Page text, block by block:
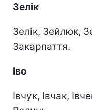
Зелік
Зелік, Зейлюк,
Закарпаття.
Іво
Івчук, Івчак,